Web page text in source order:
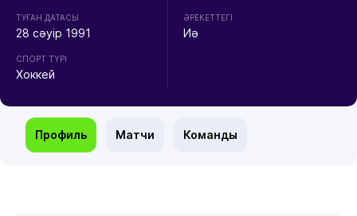
ТУҒАН ДАТАСЫ
28 сәуір 1991
СПОРТ ТҮРІ
Хоккей
ӘРЕКЕТТЕГІ
Иә
Профиль Матчи Команды